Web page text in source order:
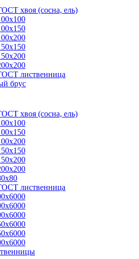
хвоя (сосна, ель)
лиственница
брус
хвоя (сосна, ель)
лиственница